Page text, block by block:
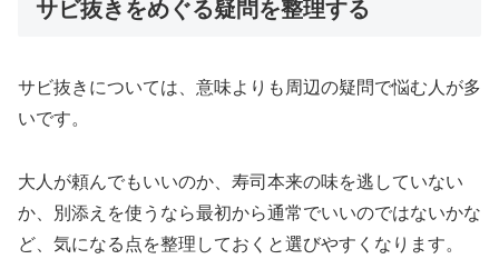
サビ抜きをめぐる疑問を整理する
サビ抜きについては、意味よりも周辺の疑問で悩む人が多
いです。
大人が頼んでもいいのか、寿司本来の味を逃していない
か、別添えを使うなら最初から通常でいいのではないかな
ど、気になる点を整理しておくと選びやすくなります。